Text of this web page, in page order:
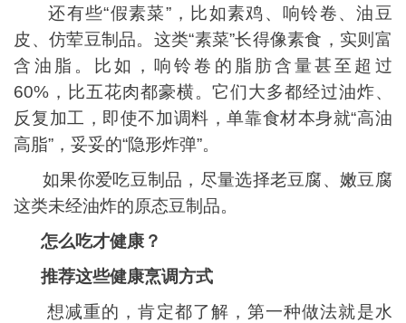
还有些“假素菜”，比如素鸡、响铃卷、油豆
皮、仿荤豆制品。这类“素菜”长得像素食，实则富
含油脂。比如，响铃卷的脂肪含量甚至超过
60%，比五花肉都豪横。它们大多都经过油炸、
反复加工，即使不加调料，单靠食材本身就“高油
高脂”，妥妥的“隐形炸弹”。
如果你爱吃豆制品，尽量选择老豆腐、嫩豆腐
这类未经油炸的原态豆制品。
怎么吃才健康？
推荐这些健康烹调方式
想减重的，肯定都了解，第一种做法就是水